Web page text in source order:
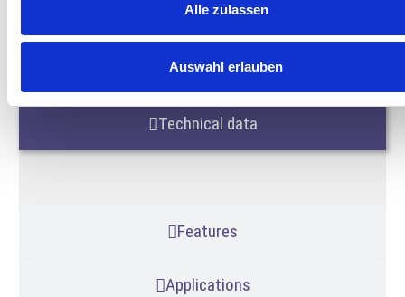
Alle zulassen
Auswahl erlauben
Technical data
Features
Applications